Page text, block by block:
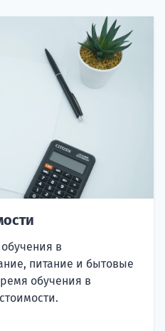
в
питание и бытовые
обучения в